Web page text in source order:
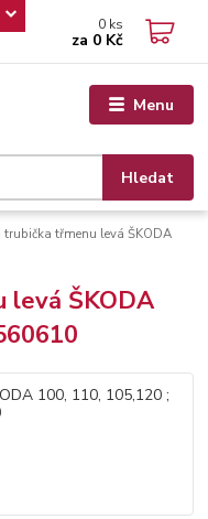
Menu
Hledat
0 ks
za 0 Kč
trubička třmenu levá ŠKODA
levá ŠKODA